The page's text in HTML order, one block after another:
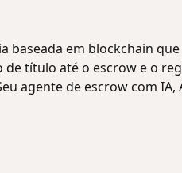
baseada em blockchain
de título até o escrow e o
agente de escrow com IA,